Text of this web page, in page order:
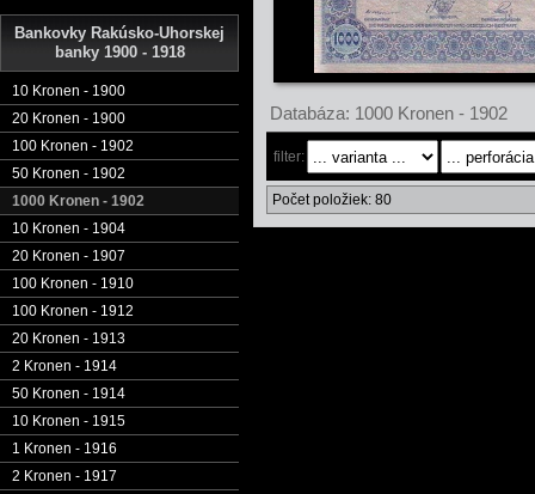
Bankovky Rakúsko-Uhorskej
banky 1900 - 1918
10 Kronen - 1900
20 Kronen - 1900
100 Kronen - 1902
50 Kronen - 1902
1000 Kronen - 1902
10 Kronen - 1904
20 Kronen - 1907
100 Kronen - 1910
100 Kronen - 1912
20 Kronen - 1913
2 Kronen - 1914
50 Kronen - 1914
10 Kronen - 1915
1 Kronen - 1916
2 Kronen - 1917
Databáza: 1000 Kronen - 1902
filter:
Počet položiek: 80